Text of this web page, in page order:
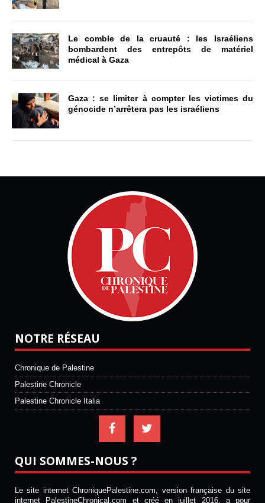
Le comble de la cruauté : les Israéliens
bombardent des entrepôts de matériel
médical à Gaza
Gaza : se limiter à compter les victimes du
génocide n’arrêtera pas les israéliens
NOTRE RÉSEAU
Chronique de Palestine
Palestine Chronicle
Palestine Chronicle Italia
QUI SOMMES-NOUS ?
Le site internet ChroniquePalestine.com, version française du site
internet PalestineChronical.com et créé en juillet 2016, a pour